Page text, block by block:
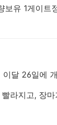
달 26일에
라지고, 장